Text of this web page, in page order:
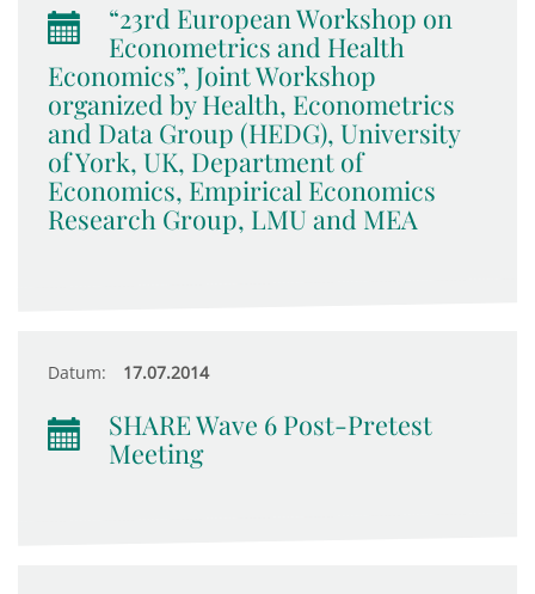
“23rd European Workshop on
Econometrics and Health
Economics”, Joint Workshop
organized by Health, Econometrics
and Data Group (HEDG), University
of York, UK, Department of
Economics, Empirical Economics
Research Group, LMU and MEA
Datum: 17.07.2014
SHARE Wave 6 Post-Pretest
Meeting